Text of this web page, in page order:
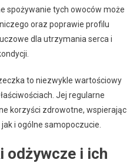
spożywanie tych owoców może
oraz poprawie profilu
dla utrzymania serca i
to niezwykle wartościowy
Jej regularne
korzyści zdrowotne, wspierając
i ogólne samopoczucie.
odżywcze i ich